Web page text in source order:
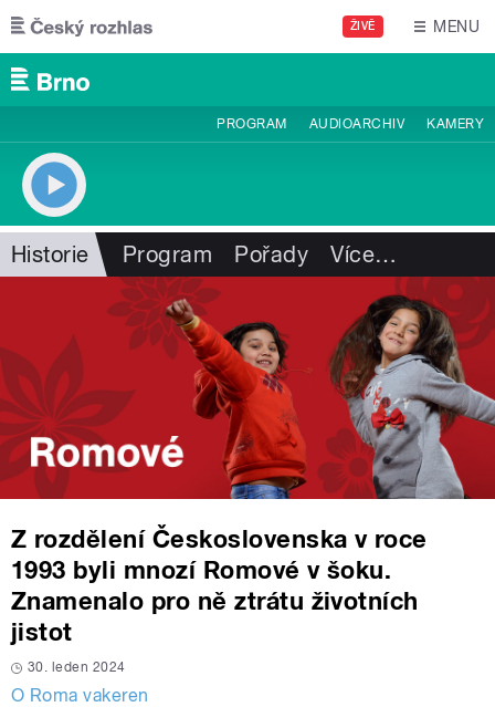
Přejít k hlavnímu obsahu
ŽIVĚ MENU
PROGRAM AUDIOARCHIV KAMERY
Historie Program Pořady Více…
Z rozdělení Československa v roce
1993 byli mnozí Romové v šoku.
Znamenalo pro ně ztrátu životních
jistot
30. leden 2024
O Roma vakeren